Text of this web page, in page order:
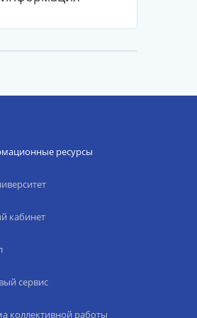
ресурсы
кабинет
сервис
коллективной работы